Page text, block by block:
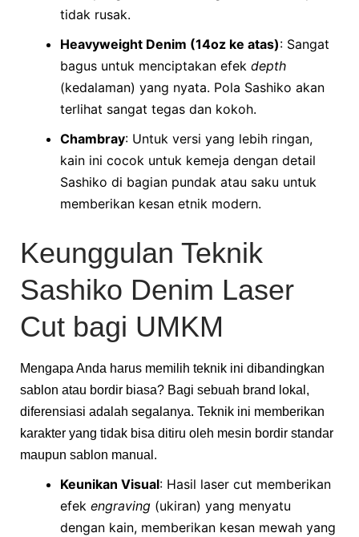
tidak rusak.
Heavyweight Denim (14oz ke atas): Sangat
bagus untuk menciptakan efek depth
(kedalaman) yang nyata. Pola Sashiko akan
terlihat sangat tegas dan kokoh.
Chambray: Untuk versi yang lebih ringan,
kain ini cocok untuk kemeja dengan detail
Sashiko di bagian pundak atau saku untuk
memberikan kesan etnik modern.
Keunggulan Teknik
Sashiko Denim Laser
Cut bagi UMKM
Mengapa Anda harus memilih teknik ini dibandingkan
sablon atau bordir biasa? Bagi sebuah brand lokal,
diferensiasi adalah segalanya. Teknik ini memberikan
karakter yang tidak bisa ditiru oleh mesin bordir standar
maupun sablon manual.
Keunikan Visual: Hasil laser cut memberikan
efek engraving (ukiran) yang menyatu
dengan kain, memberikan kesan mewah yang